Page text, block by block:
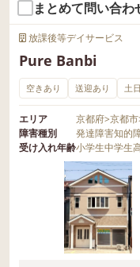
まとめて問い合わ
放課後等デイサービス
Pure Banbi
空きあり 送迎あり 土
エリア 京都府>京都市
障害種別
発達障害知的
受け入れ年齢小学生中学生